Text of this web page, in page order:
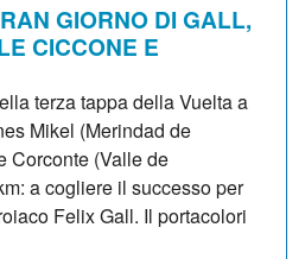
GIORNO DI GALL,
CICCONE E
terza tappa della Vuelta a
Mikel (Merindad de
Corconte (Valle de
a cogliere il successo per
Felix Gall. Il portacolori